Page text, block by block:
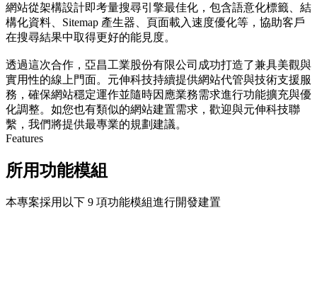
網站從架構設計即考量搜尋引擎最佳化，包含語意化標籤、結
構化資料、Sitemap 產生器、頁面載入速度優化等，協助客戶
在搜尋結果中取得更好的能見度。
透過這次合作，亞昌工業股份有限公司成功打造了兼具美觀與
實用性的線上門面。元伸科技持續提供網站代管與技術支援服
務，確保網站穩定運作並隨時因應業務需求進行功能擴充與優
化調整。如您也有類似的網站建置需求，歡迎與元伸科技聯
繫，我們將提供最專業的規劃建議。
Features
所用功能模組
本專案採用以下 9 項功能模組進行開發建置